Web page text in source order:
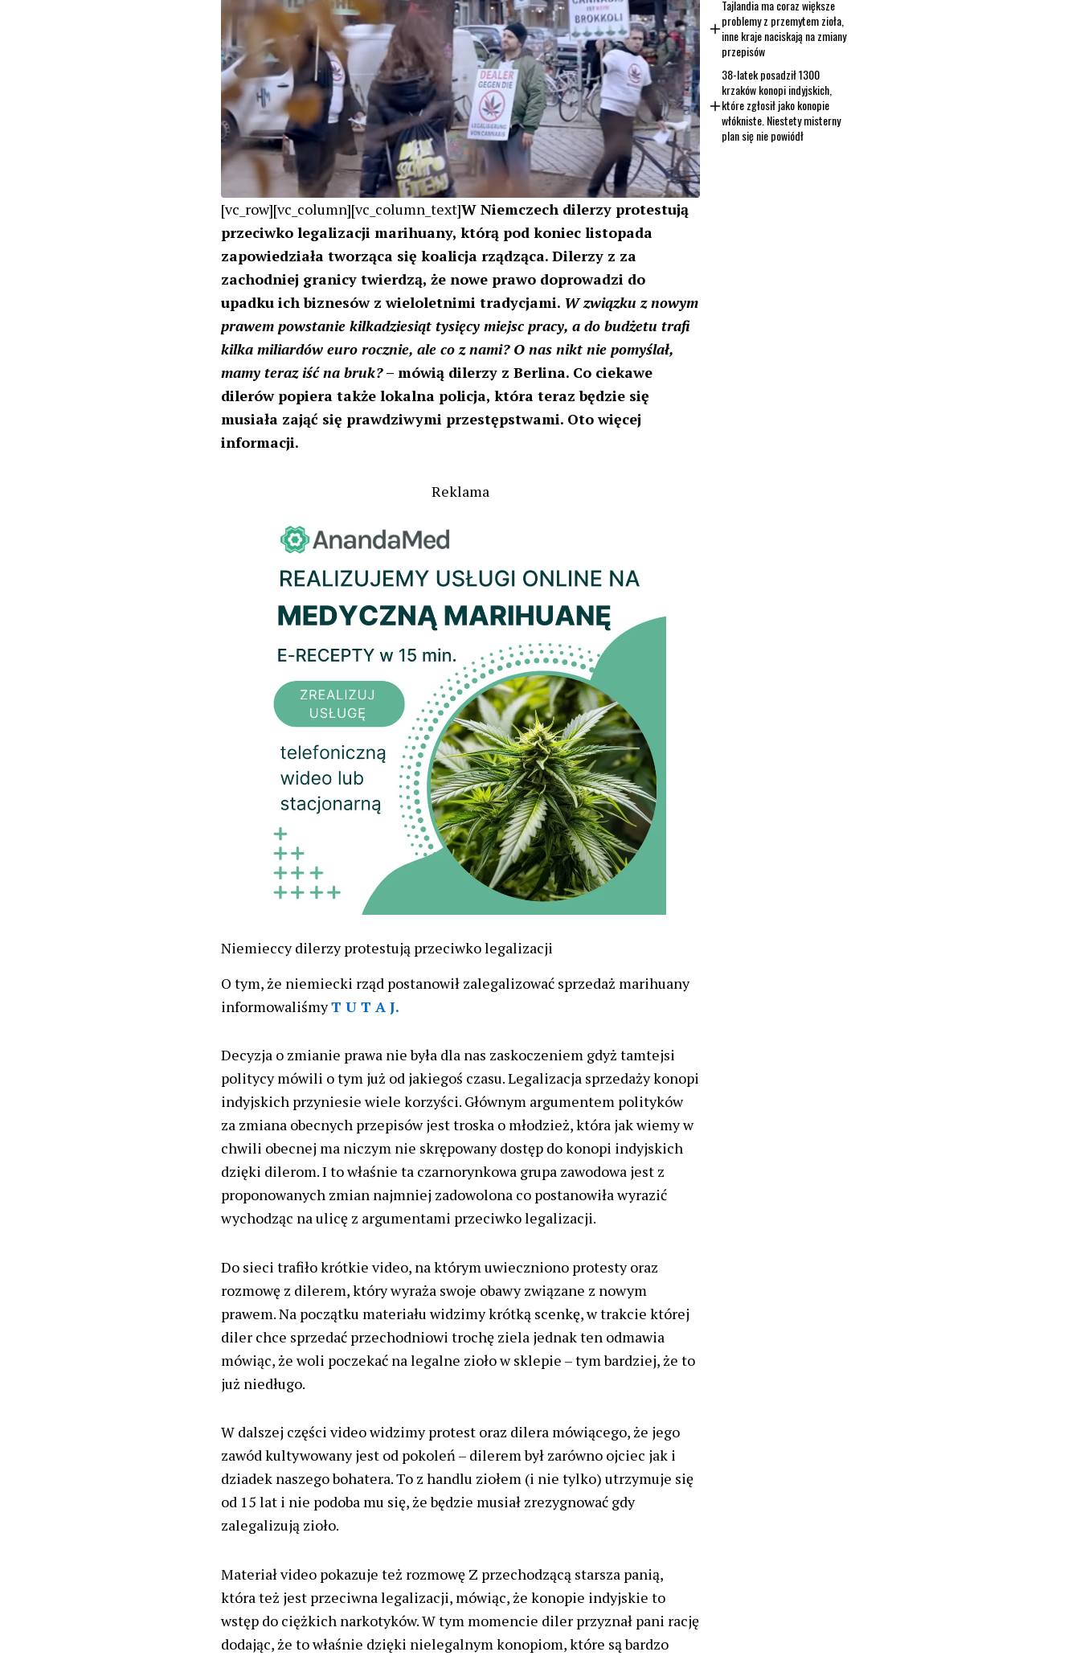
r
[vc_row][vc_column][vc_column_text]W Niemczech dilerzy protestują
przeciwko legalizacji marihuany, którą pod koniec listopada
zapowiedziała tworząca się koalicja rządząca. Dilerzy z za
zachodniej granicy twierdzą, że nowe prawo doprowadzi do
upadku ich biznesów z wieloletnimi tradycjami. W związku z nowym
prawem powstanie kilkadziesiąt tysięcy miejsc pracy, a do budżetu trafi
kilka miliardów euro rocznie, ale co z nami? O nas nikt nie pomyślał,
mamy teraz iść na bruk?– mówią dilerzy z Berlina. Co ciekawe
dilerów popiera także lokalna policja, która teraz będzie się
musiała zająć się prawdziwymi przestępstwami. Oto więcej
informacji.
Reklama
Niemieccy dilerzy protestują przeciwko legalizacji
O tym, że niemiecki rząd postanowił zalegalizować sprzedaż marihuany
informowaliśmyT U T A J.
Decyzja o zmianie prawa nie była dla nas zaskoczeniem gdyż tamtejsi
politycy mówili o tym już od jakiegoś czasu. Legalizacja sprzedaży konopi
indyjskich przyniesie wiele korzyści. Głównym argumentem polityków
za zmiana obecnych przepisów jest troska o młodzież, która jak wiemy w
chwili obecnej ma niczym nie skrępowany dostęp do konopi indyjskich
dzięki dilerom. I to właśnie ta czarnorynkowa grupa zawodowa jest z
proponowanych zmian najmniej zadowolona co postanowiła wyrazić
wychodząc na ulicę z argumentami przeciwko legalizacji.
Do sieci trafiło krótkie video, na którym uwieczniono protesty oraz
rozmowę z dilerem, który wyraża swoje obawy związane z nowym
prawem. Na początku materiału widzimy krótką scenkę, w trakcie której
diler chce sprzedać przechodniowi trochę ziela jednak ten odmawia
mówiąc, że woli poczekać na legalne zioło w sklepie – tym bardziej, że to
już niedługo.
W dalszej części video widzimy protest oraz dilera mówiącego, że jego
zawód kultywowany jest od pokoleń – dilerem był zarówno ojciec jak i
dziadek naszego bohatera. To z handlu ziołem (i nie tylko) utrzymuje się
od 15 lat i nie podoba mu się, że będzie musiał zrezygnować gdy
zalegalizują zioło.
Materiał video pokazuje też rozmowę Z przechodzącą starsza panią,
która też jest przeciwna legalizacji, mówiąc, że konopie indyjskie to
wstęp do ciężkich narkotyków. W tym momencie diler przyznał pani rację
dodając, że to właśnie dzięki nielegalnym konopiom, które są bardzo
Tajlandia ma coraz większe
problemy z przemytem zioła,
inne kraje naciskają na zmiany
przepisów
38-latek posadził 1300
krzaków konopi indyjskich,
które zgłosił jako konopie
włókniste. Niestety misterny
plan się nie powiódł